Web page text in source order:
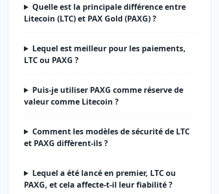
Quelle est la principale différence entre
Litecoin (LTC) et PAX Gold (PAXG) ?
Lequel est meilleur pour les paiements,
LTC ou PAXG ?
Puis-je utiliser PAXG comme réserve de
valeur comme Litecoin ?
Comment les modèles de sécurité de LTC
et PAXG diffèrent-ils ?
Lequel a été lancé en premier, LTC ou
PAXG, et cela affecte-t-il leur fiabilité ?